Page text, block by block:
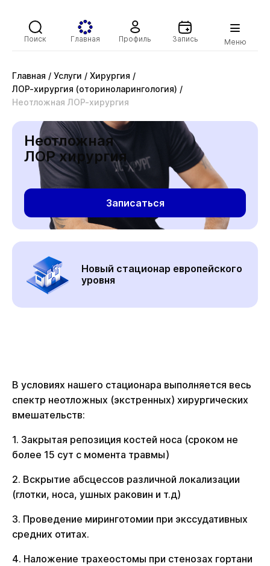
Поиск Главная Профиль Запись Меню
Главная / Услуги / Хирургия /
ЛОР-хирургия (оториноларингология) /
Неотложная ЛОР-хирургия
Неотложная
ЛОР хирургия
Записаться
Новый стационар европейского
уровня
В условиях нашего стационара выполняется весь
спектр неотложных (экстренных) хирургических
вмешательств:
1. Закрытая репозиция костей носа (сроком не
более 15 сут с момента травмы)
2. Вскрытие абсцессов различной локализации
(глотки, носа, ушных раковин и т.д)
3. Проведение миринготомии при экссудативных
средних отитах.
4. Наложение трахеостомы при стенозах гортани